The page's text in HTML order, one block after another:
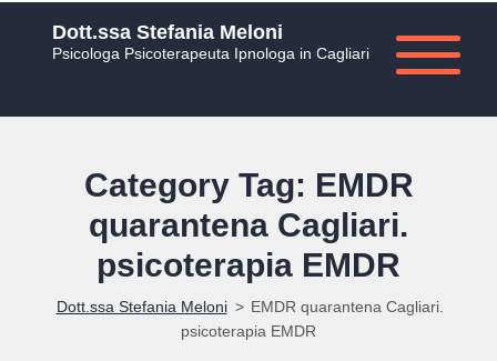
Dott.ssa Stefania Meloni
Psicologa Psicoterapeuta Ipnologa in Cagliari
Category Tag: EMDR
quarantena Cagliari.
psicoterapia EMDR
Dott.ssa Stefania Meloni > EMDR quarantena Cagliari.
psicoterapia EMDR